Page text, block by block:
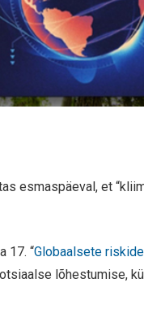
esmaspäeval, et
17. “Globaalsete
lõhestumise,